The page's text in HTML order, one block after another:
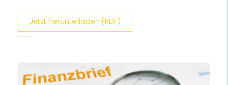
Jetzt herunterladen (PDF)